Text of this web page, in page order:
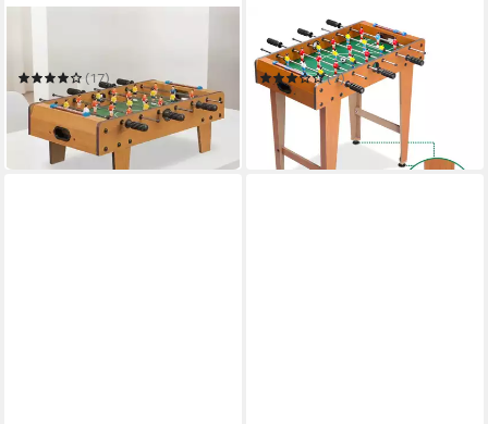
(17)
29,99 € UVP59,99 €
-50%
in 2-3 Werktagen bei dir
SPIELWERK
Tischfußballspiel
(7)
36,95 €
in 2-3 Werktagen bei dir